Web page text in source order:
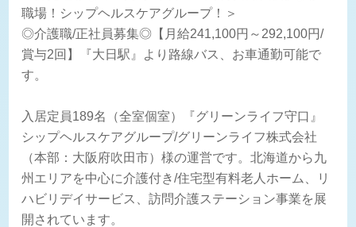
職場！シップヘルスケアグループ！＞
◎介護職/正社員募集◎【月給241,100円～292,100円/
賞与2回】『大日駅』より路線バス、お車通勤可能で
す。
入居定員189名（全室個室）『グリーンライフ守口』
シップヘルスケアグループ/グリーンライフ株式会社
（本部：大阪府吹田市）様の運営です。北海道から九
州エリアを中心に介護付き/住宅型有料老人ホーム、リ
ハビリデイサービス、訪問介護ステーション事業を展
開されています。